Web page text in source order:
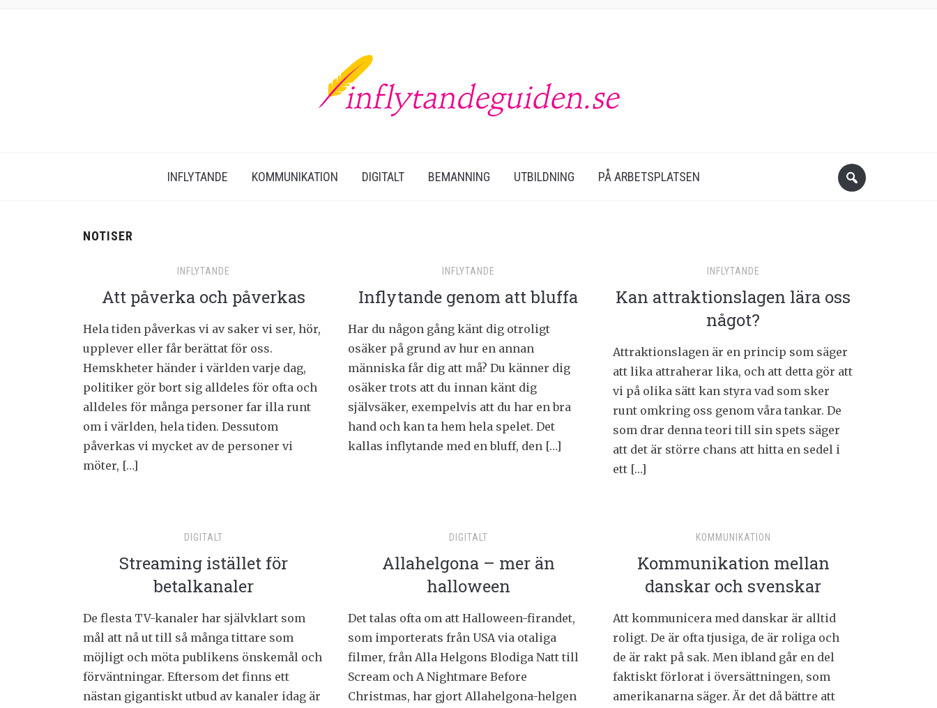
INFLYTANDE KOMMUNIKATION DIGITALT BEMANNING UTBILDNING PÅ ARBETSPLATSEN
NOTISER
INFLYTANDE
Att påverka och påverkas
Hela tiden påverkas vi av saker vi ser, hör,
upplever eller får berättat för oss.
Hemskheter händer i världen varje dag,
politiker gör bort sig alldeles för ofta och
alldeles för många personer far illa runt
om i världen, hela tiden. Dessutom
påverkas vi mycket av de personer vi
möter, […]
INFLYTANDE
Inflytande genom att bluffa
Har du någon gång känt dig otroligt
osäker på grund av hur en annan
människa får dig att må? Du känner dig
osäker trots att du innan känt dig
självsäker, exempelvis att du har en bra
hand och kan ta hem hela spelet. Det
kallas inflytande med en bluff, den […]
INFLYTANDE
Kan attraktionslagen lära oss
något?
Attraktionslagen är en princip som säger
att lika attraherar lika, och att detta gör att
vi på olika sätt kan styra vad som sker
runt omkring oss genom våra tankar. De
som drar denna teori till sin spets säger
att det är större chans att hitta en sedel i
ett […]
DIGITALT
Streaming istället för
betalkanaler
De flesta TV-kanaler har självklart som
mål att nå ut till så många tittare som
möjligt och möta publikens önskemål och
förväntningar. Eftersom det finns ett
nästan gigantiskt utbud av kanaler idag är
DIGITALT
Allahelgona – mer än
halloween
Det talas ofta om att Halloween-firandet,
som importerats från USA via otaliga
filmer, från Alla Helgons Blodiga Natt till
Scream och A Nightmare Before
Christmas, har gjort Allahelgona-helgen
KOMMUNIKATION
Kommunikation mellan
danskar och svenskar
Att kommunicera med danskar är alltid
roligt. De är ofta tjusiga, de är roliga och
de är rakt på sak. Men ibland går en del
faktiskt förlorat i översättningen, som
amerikanarna säger. Är det då bättre att